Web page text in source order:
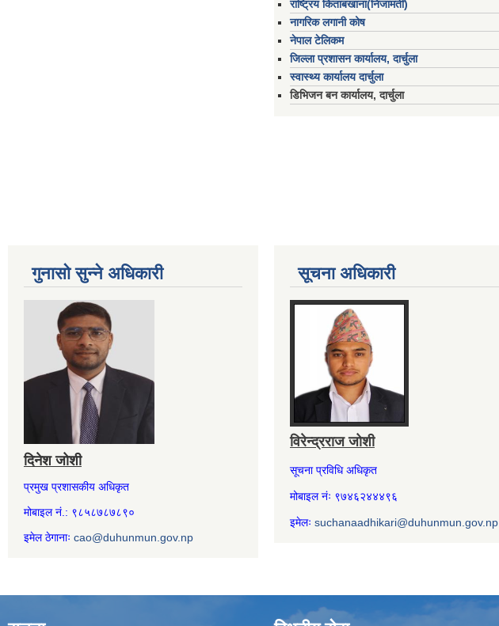
राष्ट्रिय किताबखाना(निजामती)
नागरिक लगानी कोष
नेपाल टेलिकम
जिल्ला प्रशासन कार्यालय, दार्चुला
स्वास्थ्य कार्यालय दार्चुला
डिभिजन बन कार्यालय, दार्चुला
गुनासो सुन्ने अधिकारी
दिनेश जोशी
प्रमुख प्रशासकीय अधिकृत
मोबाइल नं.: ९८५८७८७८९०
इमेल ठेगानाः cao@duhunmun.gov.np
सूचना अधिकारी
विरेन्द्रराज जोशी
सूचना प्रविधि अधिकृत
मोबाइल नंः ९७४६२४४४९६
इमेलः suchanaadhikari@duhunmun.gov.np